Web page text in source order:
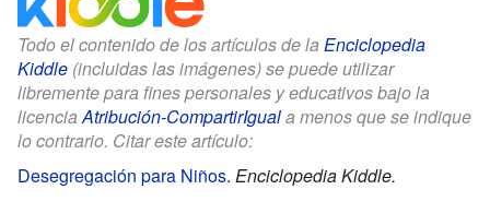
Todo el contenido de los artículos de la Enciclopedia
Kiddle (incluidas las imágenes) se puede utilizar
libremente para fines personales y educativos bajo la
licenciaAtribución-CompartirIguala menos que se indique
lo contrario. Citar este artículo:
Desegregación para Niños. Enciclopedia Kiddle.